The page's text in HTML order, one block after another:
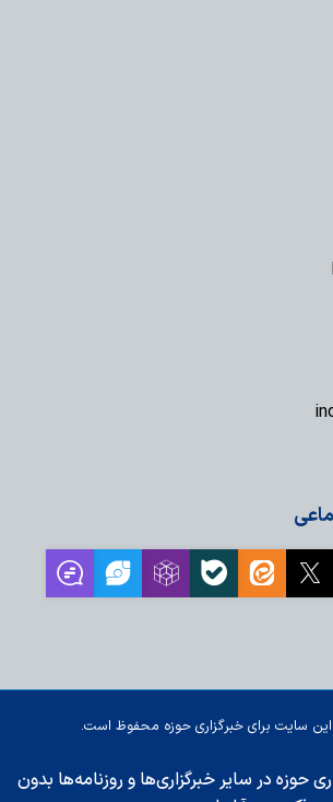
سایت برای خبرگزاری حوزه محفوظ است.
حوزه در سایر خبرگزاری‌ها و روزنامه‌ها بدون